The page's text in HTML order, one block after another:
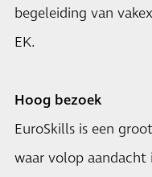
begeleiding van
EK.
Hoog bezoek
EuroSkills is een
waar volop